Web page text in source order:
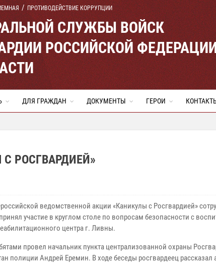
ПРОТИВОДЕЙСТВИЕ КОРРУПЦИИ
СЛУЖБЫ ВОЙСК
РОССИЙСКОЙ
ДЛЯ ГРАЖДАН ДОКУМЕНТЫ ГЕРОИ
РОСГВАРДИЕЙ»
ведомственной акции «Каникулы с Росгвардией»
участие в круглом столе по вопросам безопасности с
центра г. Ливны.
провел начальник пункта централизованной охраны
полиции Андрей Еремин. В ходе беседы росгвардеец рассказал